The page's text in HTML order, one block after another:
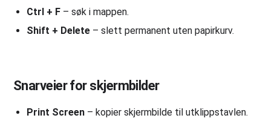
Ctrl + F – søk i mappen.
Shift + Delete – slett permanent uten papirkurv.
Snarveier for skjermbilder
Print Screen – kopier skjermbilde til utklippstavlen.